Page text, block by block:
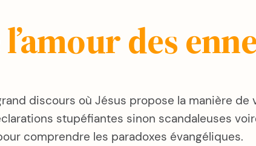
des
discours où Jésus propose la manière de
stupéfiantes sinon scandaleuses
comprendre les paradoxes évangéliques.